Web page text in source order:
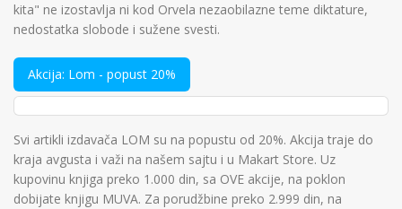
kita" ne izostavlja ni kod Orvela nezaobilazne teme diktature,
nedostatka slobode i sužene svesti.
Akcija: Lom - popust 20%
Svi artikli izdavača LOM su na popustu od 20%. Akcija traje do
kraja avgusta i važi na našem sajtu i u Makart Store. Uz
kupovinu knjiga preko 1.000 din, sa OVE akcije, na poklon
dobijate knjigu MUVA. Za porudžbine preko 2.999 din, na